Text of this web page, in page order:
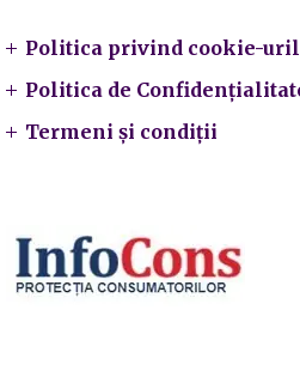
Politica privind cookie-
Politica de
Termeni și condiții